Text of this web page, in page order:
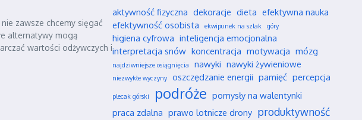
zawsze chcemy sięgać
alternatywy mogą
wartości odżywczych i
aktywność fizyczna dekoracje dieta efektywna nauka
efektywność osobista
ekwipunek na szlak góry
higiena cyfrowa inteligencja emocjonalna
interpretacja snów koncentracja motywacja mózg
najdziwniejsze osiągnięcia nawyki nawyki żywieniowe
niezwykłe wyczyny oszczędzanie energii pamięć percepcja
plecak górski podróże pomysły na walentynki
praca zdalna prawo lotnicze drony produktywność